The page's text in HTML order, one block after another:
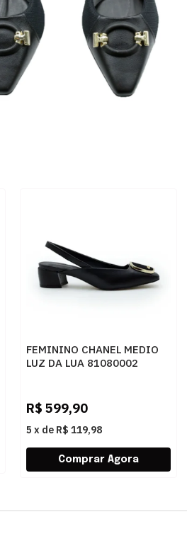
FEMININO CHANEL MEDIO
LUZ DA LUA 81080002
R$ 599,90
5 x de R$ 119,98